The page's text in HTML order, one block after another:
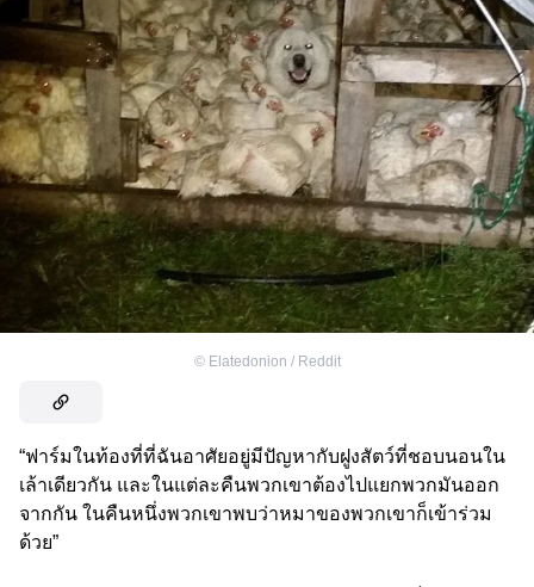
© Elatedonion / Reddit
“ฟาร์มในท้องที่ที่ฉันอาศัยอยู่มีปัญหากับฝูงสัตว์ที่ชอบนอนใน
เล้าเดียวกัน และในแต่ละคืนพวกเขาต้องไปแยกพวกมันออก
จากกัน ในคืนหนึ่งพวกเขาพบว่าหมาของพวกเขาก็เข้าร่วม
ด้วย”